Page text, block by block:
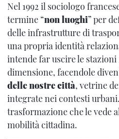
Nel 1992 il sociologo
termine “non luoghi” per
delle infrastrutture di
una propria identità
intende far uscire le
dimensione, facendole
delle nostre città, vetrine
integrate nei contesti
trasformazione che le vede
mobilità cittadina.